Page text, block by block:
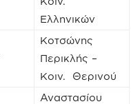
Ελληνικών
Κοτσώνης
Περικλής –
Κοιν. Θερινού
Αναστασίου